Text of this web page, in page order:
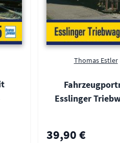
Thomas Estler
Esslinger
39,90 €